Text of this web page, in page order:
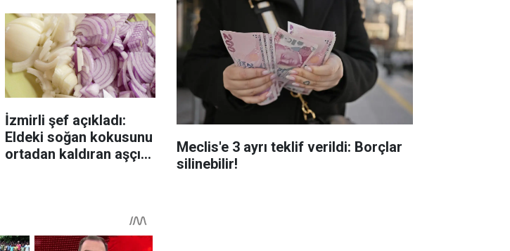
İzmirli şef açıkladı:
Eldeki soğan kokusunu
ortadan kaldıran aşçı
Meclis'e 3 ayrı teklif verildi: Borçlar
silinebilir!